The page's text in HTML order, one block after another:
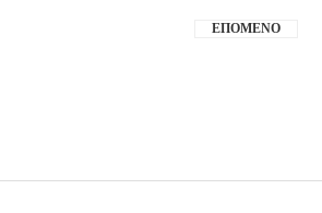
ΕΠΌΜΕΝΟ